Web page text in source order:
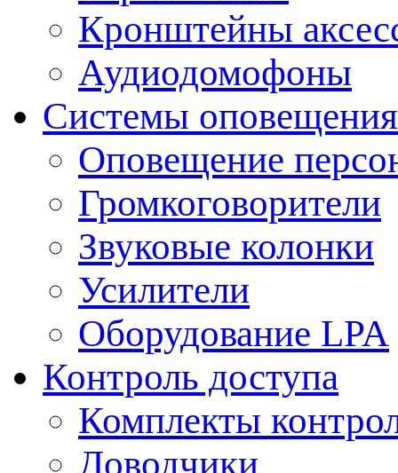
Кронштейны
Аудиодомофоны
Системы оповещения
Оповещение
Громкоговорители
Звуковые колонки
Усилители
Оборудование LPA
Контроль доступа
Комплекты
Доводчики